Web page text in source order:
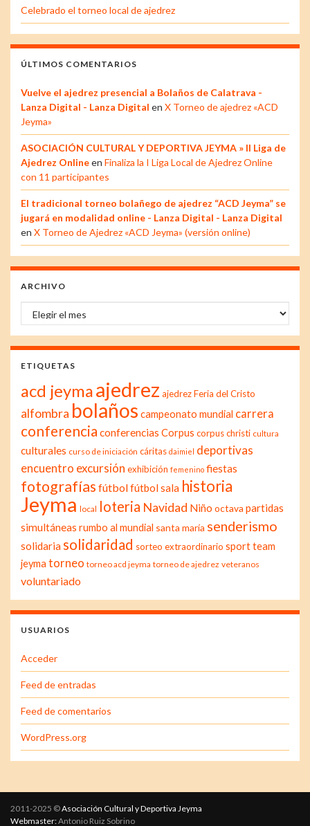
Celebrado el torneo local de ajedrez
ÚLTIMOS COMENTARIOS
Vuelve el ajedrez presencial a Bolaños de Calatrava -
Lanza Digital - Lanza Digital en X Torneo de ajedrez «ACD
Jeyma»
ASOCIACIÓN CULTURAL Y DEPORTIVA JEYMA » II Liga de
Ajedrez Onlineen Finaliza la I Liga Local de Ajedrez Online
con 11 participantes
El tradicional torneo bolañego de ajedrez “ACD Jeyma” se
jugará en modalidad online - Lanza Digital - Lanza Digital
en X Torneo de Ajedrez «ACD Jeyma» (versión online)
ARCHIVO
Archivo
ETIQUETAS
acd jeymaajedrez ajedrez Feria del Cristo
alfombra bolaños campeonato mundial carrera
conferencia conferencias Corpus corpus christi cultura
culturales curso de iniciación cáritas daimiel deportivas
encuentro excursión exhibición femenino fiestas
fotografías fútbolfútbol sala historia
Jeyma local loteria Navidad Niño octava partidas
simultáneas rumbo al mundial santa maría senderismo
solidariasolidaridad sorteo extraordinario sport team
jeyma torneo torneo acd jeyma torneo de ajedrez veteranos
voluntariado
USUARIOS
Acceder
Feed de entradas
Feed de comentarios
WordPress.org
2011-2025 ©Asociación Cultural y Deportiva Jeyma
Webmaster:Antonio Ruiz Sobrino